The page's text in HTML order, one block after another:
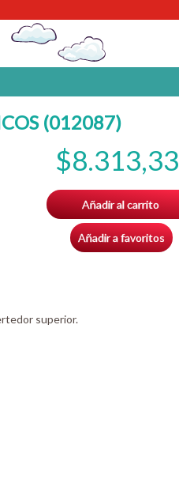
(012087)
$8.313,33
Añadir al carrito
Añadir a favoritos
superior.